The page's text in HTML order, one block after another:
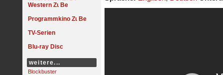
Western
Programmkino
TV-Serien
Blu-ray Disc
weitere...
Blockbuster